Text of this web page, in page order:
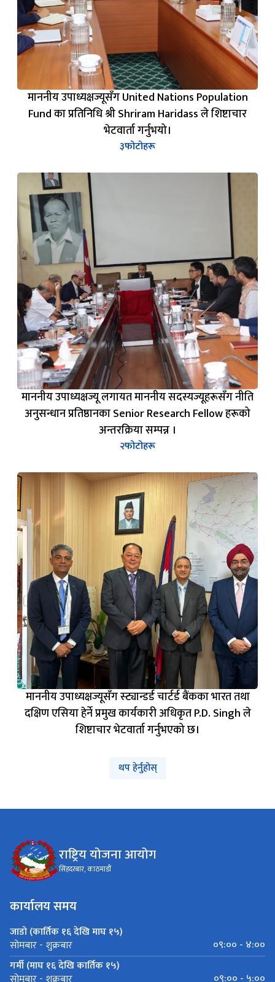
माननीय उपाध्यक्षज्यूसँग United Nations Population
Fund का प्रतिनिधि श्री Shriram Haridass ले शिष्टाचार
भेटवार्ता गर्नुभयो।
३फोटोहरू
माननीय उपाध्यक्षज्यू लगायत माननीय सदस्यज्यूहरूसँग नीति
अनुसन्धान प्रतिष्ठानका Senior Research Fellow हरूको
अन्तरक्रिया सम्पन्न ।
२फोटोहरू
माननीय उपाध्यक्षज्यूसँग स्ट्यान्डर्ड चार्टर्ड बैंकका भारत तथा
दक्षिण एसिया हेर्ने प्रमुख कार्यकारी अधिकृत P.D. Singh ले
शिष्टाचार भेटवार्ता गर्नुभएको छ।
थप हेर्नुहोस्
राष्ट्रिय योजना आयोग
सिंहदरबार, काठमाडौं
कार्यालय समय
जाडो (कार्तिक १६ देखि माघ १५)
सोमबार - शुक्रबार
०९:०० - ४:००
गर्मी (माघ १६ देखि कार्तिक १५)
०९:०० - ५:००